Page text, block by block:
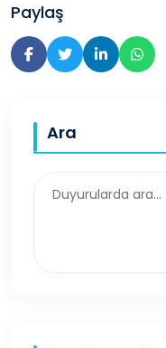
Paylaş
Ara